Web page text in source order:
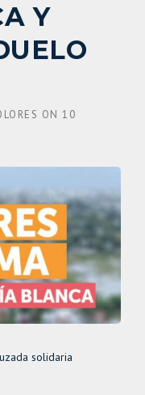
Y
ON 10
solidaria